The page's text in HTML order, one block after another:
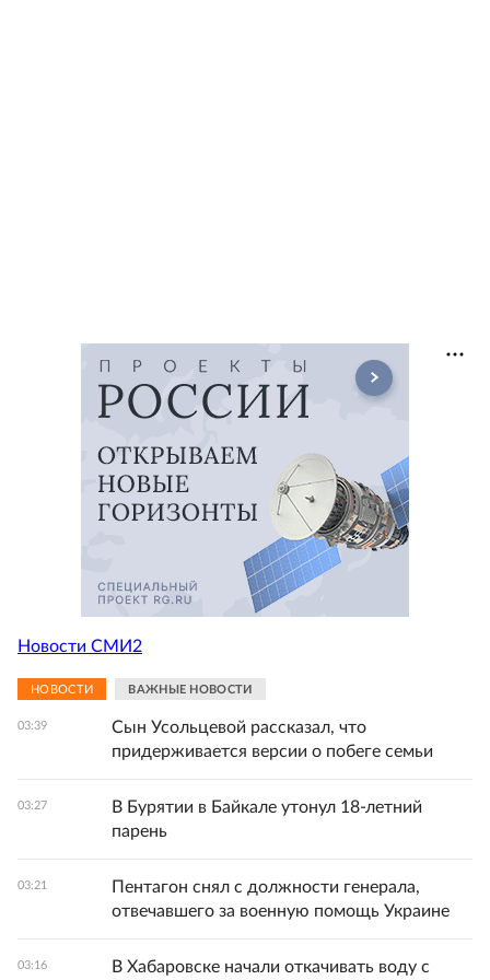
Новости СМИ2
НОВОСТИ ВАЖНЫЕ НОВОСТИ
03:39
Сын Усольцевой рассказал, что
придерживается версии о побеге семьи
03:27
В Бурятии в Байкале утонул 18-летний
парень
03:21
Пентагон снял с должности генерала,
отвечавшего за военную помощь Украине
03:16 В Хабаровске начали откачивать воду с